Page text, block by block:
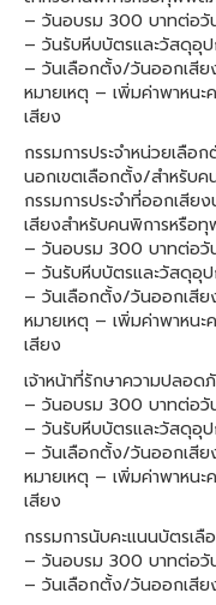
– วันอบรม 300 บาทต่อวั
– วันรับหีบบัตรและวัสดุอุ
– วันเลือกตั้ง/วันออกเสี
หมายเหตุ – เพิ่มค่าพาหน
เสียง
กรรมการประจำหน่วยเลือ
นอกเขตเลือกตั้ง/สำหรับ
กรรมการประจำที่ออกเสีย
เสียงสำหรับคนพิการหรือ
– วันอบรม 300 บาทต่อวั
– วันรับหีบบัตรและวัสดุอุ
– วันเลือกตั้ง/วันออกเสี
หมายเหตุ – เพิ่มค่าพาหน
เสียง
เจ้าหน้าที่รักษาความปลอด
– วันอบรม 300 บาทต่อวั
– วันรับหีบบัตรและวัสดุอุ
– วันเลือกตั้ง/วันออกเสี
หมายเหตุ – เพิ่มค่าพาหน
เสียง
กรรมการนับคะแนนบัตรเลื
– วันอบรม 300 บาทต่อวั
– วันเลือกตั้ง/วันออกเสี